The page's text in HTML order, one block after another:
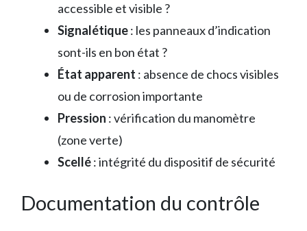
accessible et visible ?
Signalétique: les panneaux d’indication
sont-ils en bon état ?
État apparent : absence de chocs visibles
ou de corrosion importante
Pression : vérification du manomètre
(zone verte)
Scellé: intégrité du dispositif de sécurité
Documentation du contrôle